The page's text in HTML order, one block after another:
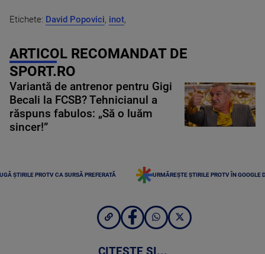
Etichete: David Popovici, inot,
ARTICOL RECOMANDAT DE
SPORT.RO
Variantă de antrenor pentru Gigi
Becali la FCSB? Tehnicianul a
răspuns fabulos: „Să o luăm
sincer!”
ȘTIRILE PROTV CA SURSĂ PREFERATĂ URMĂREȘTE ȘTIRILE PROTV ÎN GOOGLE